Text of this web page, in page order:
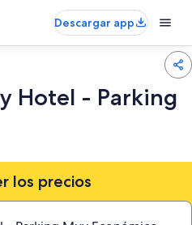
Descargar app
Hotel - Parking
los precios